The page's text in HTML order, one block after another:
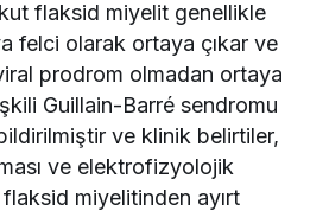
flaksid miyelit genellikle
felci olarak ortaya çıkar ve
prodrom olmadan ortaya
Guillain-Barré sendromu
ve klinik belirtiler,
ve elektrofizyolojik
miyelitinden ayırt